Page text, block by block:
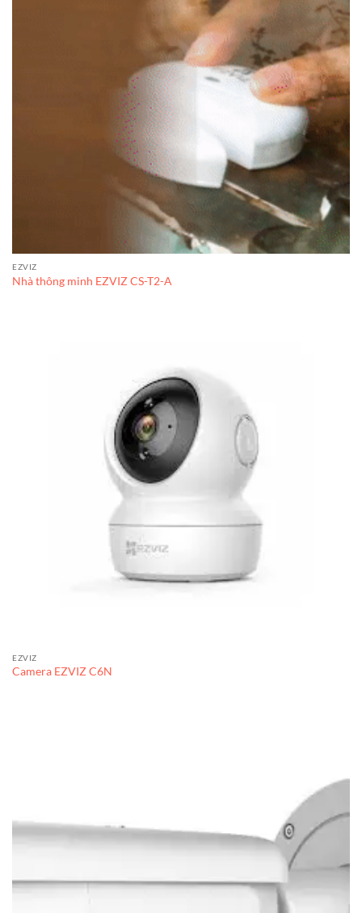
EZVIZ
Nhà thông minh EZVIZ CS-T2-A
EZVIZ
Camera EZVIZ C6N